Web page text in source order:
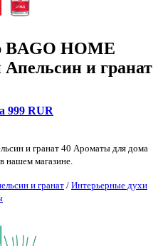
BAGO HOME
и гранат
999 RUR
и гранат 40 Ароматы для дома
нашем магазине.
и гранат / Интерьерные духи